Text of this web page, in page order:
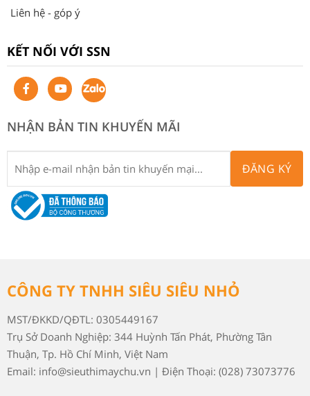
Liên hệ - góp ý
KẾT NỐI VỚI SSN
NHẬN BẢN TIN KHUYẾN MÃI
ĐĂNG KÝ
CÔNG TY TNHH SIÊU SIÊU NHỎ
MST/ĐKKD/QĐTL: 0305449167
Trụ Sở Doanh Nghiệp: 344 Huỳnh Tấn Phát, Phường Tân
Thuận, Tp. Hồ Chí Minh, Việt Nam
Email: info@sieuthimaychu.vn | Điện Thoại: (028) 73073776